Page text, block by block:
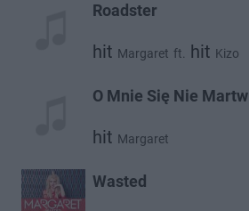
Roadster
hit Margaret ft. hit Kizo
O Mnie Się Nie Martw
hit Margaret
Wasted